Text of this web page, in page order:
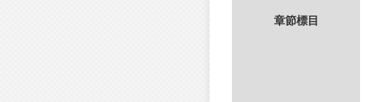
章節標目